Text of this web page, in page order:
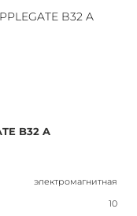
B32 A
электромагнитная
10